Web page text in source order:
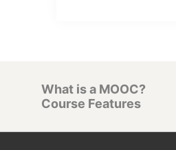
What is a MOOC?
Course Features